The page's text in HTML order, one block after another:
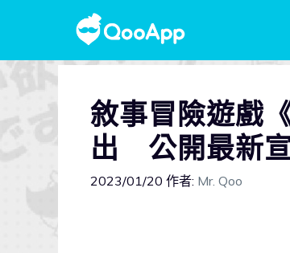
敘事冒險遊戲
出 公開最新
2023/01/20 作者: Mr. Qoo